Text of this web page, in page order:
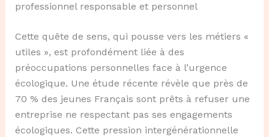
professionnel responsable et personnel
Cette quête de sens, qui pousse vers les métiers «
utiles », est profondément liée à des
préoccupations personnelles face à l’urgence
écologique. Une étude récente révèle que près de
70 % des jeunes Français sont prêts à refuser une
entreprise ne respectant pas ses engagements
écologiques. Cette pression intergénérationnelle